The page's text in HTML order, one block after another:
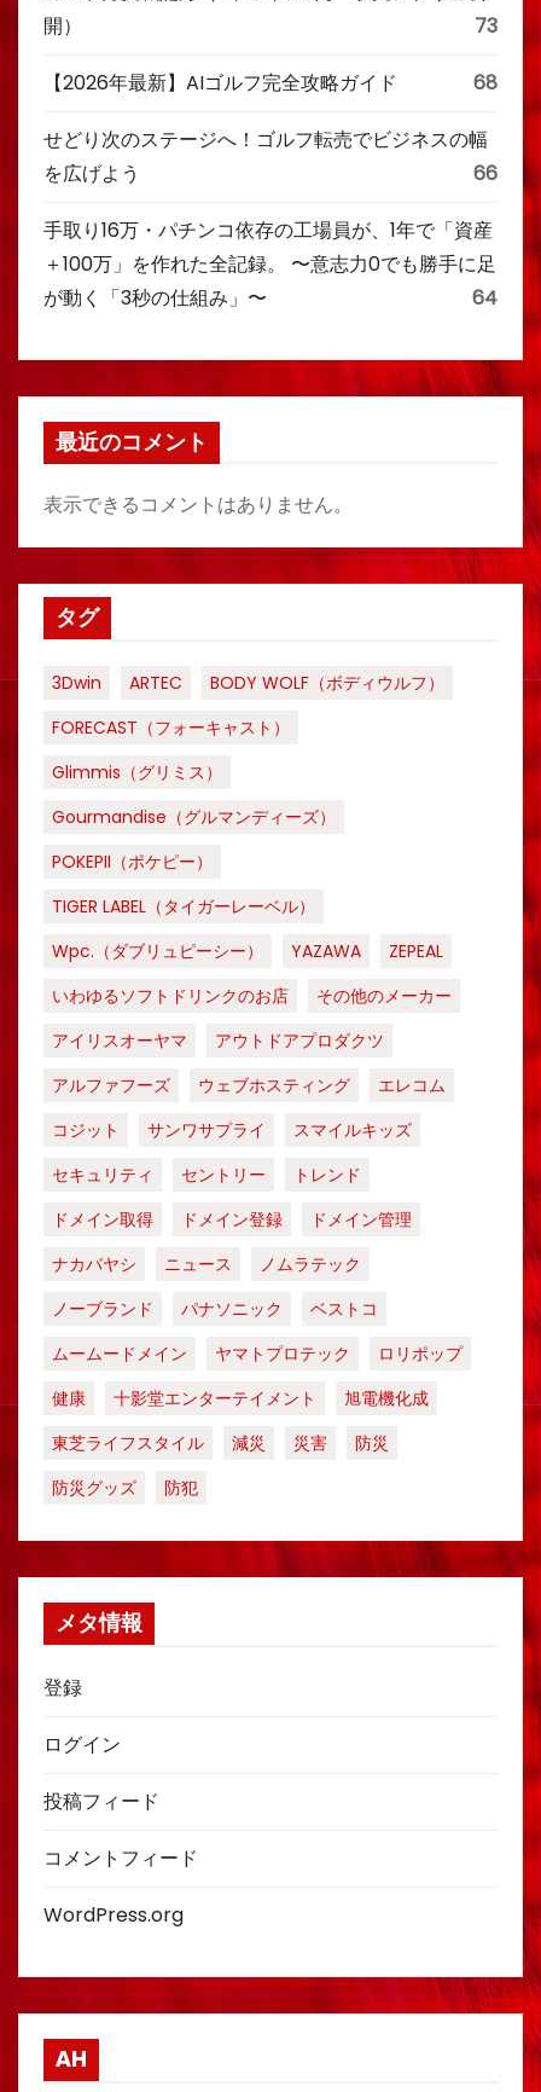
開）
73
【2026年最新】AIゴルフ完全攻略ガイド 68
せどり次のステージへ！ゴルフ転売でビジネスの幅
を広げよう
66
手取り16万・パチンコ依存の工場員が、1年で「資産
＋100万」を作れた全記録。 〜意志力0でも勝手に足
が動く「3秒の仕組み」〜
64
最近のコメント
表示できるコメントはありません。
タグ
3Dwin ARTEC
BODY WOLF（ボディウルフ）
FORECAST（フォーキャスト）
Glimmis（グリミス）
Gourmandise（グルマンディーズ）
POKEPII（ポケピー）
TIGER LABEL（タイガーレーベル）
Wpc.（ダブリュピーシー）
YAZAWA
ZEPEAL
いわゆるソフトドリンクのお店
その他のメーカー
アイリスオーヤマ
アウトドアプロダクツ
アルファフーズ
ウェブホスティング
エレコム
コジット
サンワサプライ
スマイルキッズ
セキュリティ
セントリー
トレンド
ドメイン取得
ドメイン登録
ドメイン管理
ナカバヤシ
ニュース
ノムラテック
ノーブランド
パナソニック
ベストコ
ムームードメイン
ヤマトプロテック
ロリポップ
健康
十影堂エンターテイメント
旭電機化成
東芝ライフスタイル
減災 災害
防災
防災グッズ
防犯
メタ情報
登録
ログイン
投稿フィード
コメントフィード
WordPress.org
AH